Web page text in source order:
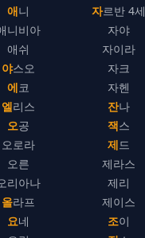
애니
니비아
애쉬
야스오
에코
엘리스
오공
오로라
오른
리아나
올라프
요네
자르반 4세
자야
자이라
자크
자헨
잔나
잭스
제드
제라스
제리
제이스
조이